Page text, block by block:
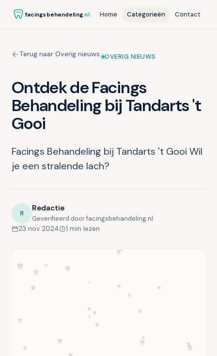
facingsbehandeling.nl Home Categorieën Contact
Terug naar Overig nieuws OVERIG NIEUWS
Ontdek de Facings
Behandeling bij Tandarts 't
Gooi
Facings Behandeling bij Tandarts 't Gooi Wil
je een stralende lach?
R Redactie
Geverifieerd door facingsbehandeling.nl
23 nov 2024 1 min lezen